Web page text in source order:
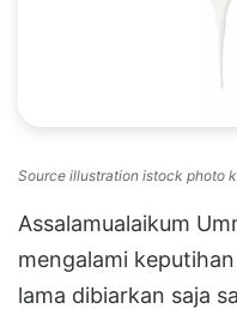
Source illustration istock photo
Assalamualaikum
mengalami
lama dibiarkan saja